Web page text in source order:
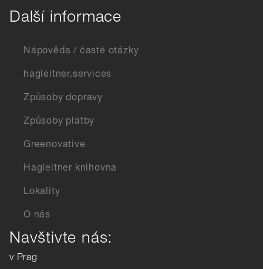
Další informace
Nápověda / časté otázky
hagleitner.services
Způsoby dopravy
Způsoby platby
Greenovative
Hagleitner knihovna
Lokality
O nás
Navštivte nás:
v Prag